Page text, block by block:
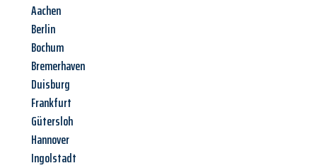
Aachen
Berlin
Bochum
Bremerhaven
Duisburg
Frankfurt
Gütersloh
Hannover
Ingolstadt